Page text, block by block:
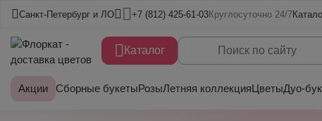
Санкт-Петербург и ЛО +7 (812) 425-61-03Круглосуточно 24/7
Каталог
Акции Сборные букетыРозыЛетняя коллекцияЦветыДуо-